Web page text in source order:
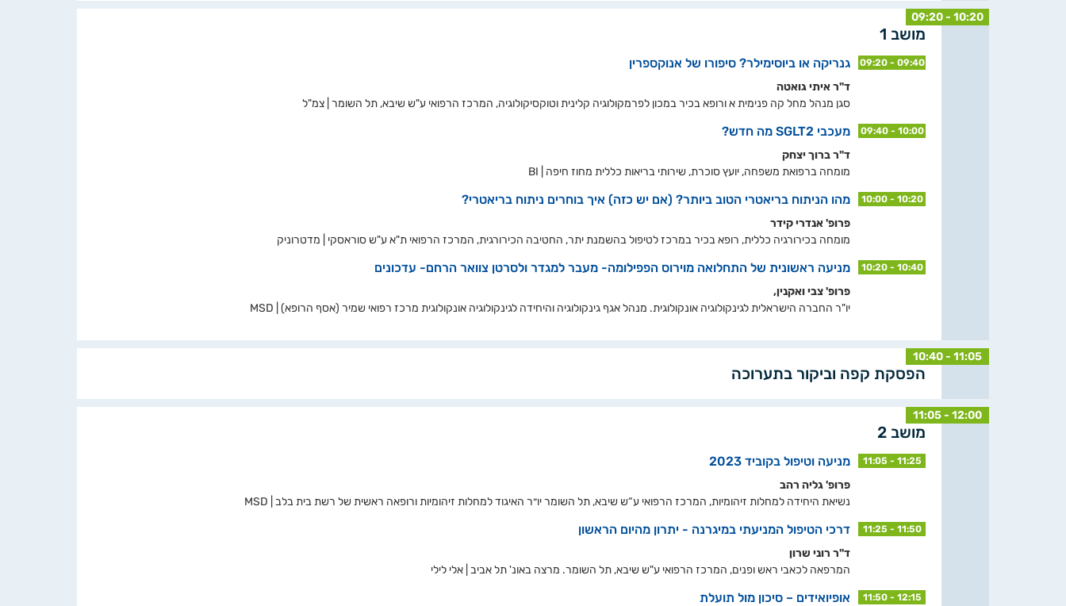
09:20 - 10:20
מושב 1
09:20 - 09:40 גנריקה או ביוסימילר? סיפורו של אנוקספרין
ד"ר איתי גואטה
סגן מנהל מחל קה פנימית א ורופא בכיר במכון לפרמקולוגיה קלינית וטוקסיקולוגיה, המרכז הרפואי ע"ש שיבא, תל השומר | צמ"ל
09:40 - 10:00 מעכבי SGLT2 מה חדש?
ד"ר ברוך יצחק
מומחה ברפואת משפחה, יועץ סוכרת, שירותי בריאות כללית מחוז חיפה | BI
10:00 - 10:20 מהו הניתוח בריאטרי הטוב ביותר? (אם יש כזה) איך בוחרים ניתוח בריאטרי?
פרופ' אנדרי קידר
מומחה בכירורגיה כללית, רופא בכיר במרכז לטיפול בהשמנת יתר, החטיבה הכירורגית, המרכז הרפואי ת"א ע"ש סוראסקי | מדטרוניק
10:20 - 10:40 מניעה ראשונית של התחלואה מוירוס הפפילומה- מעבר למגדר ולסרטן צוואר הרחם- עדכונים
פרופ' צבי ואקנין,
יו"ר החברה הישראלית לגינקולוגיה אונקולוגית. מנהל אגף גינקולוגיה והיחידה לגינקולוגיה אונקולוגית מרכז רפואי שמיר (אסף הרופא) | MSD
10:40 - 11:05
הפסקת קפה וביקור בתערוכה
11:05 - 12:00
מושב 2
11:05 - 11:25 מניעה וטיפול בקוביד 2023
פרופ' גליה רהב
נשיאת היחידה למחלות זיהומיות, המרכז הרפואי ע“ש שיבא, תל השומר יו״ר האיגוד למחלות זיהומיות ורופאה ראשית של רשת בית בלב | MSD
11:25 - 11:50 דרכי הטיפול ה‏מניעתי במיגרנה - יתרון מהיום הראשון
ד"ר רוני שרון
המרפאה לכאבי ראש ופנים, המרכז הרפואי ע"ש שיבא, תל השומר. מרצה באונ' תל אביב | אלי לילי
11:50 - 12:15 אופיואידים – סיכון מול תועלת